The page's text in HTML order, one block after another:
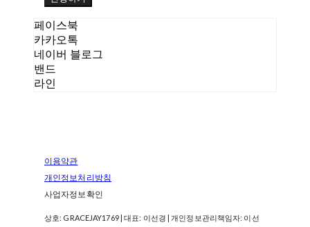
페이스북
카카오톡
네이버 블로그
밴드
라인
이용약관
개인정보처리방침
사업자정보확인
상호: GRACEJAY1769 | 대표: 이선경 | 개인정보관리책임자: 이선